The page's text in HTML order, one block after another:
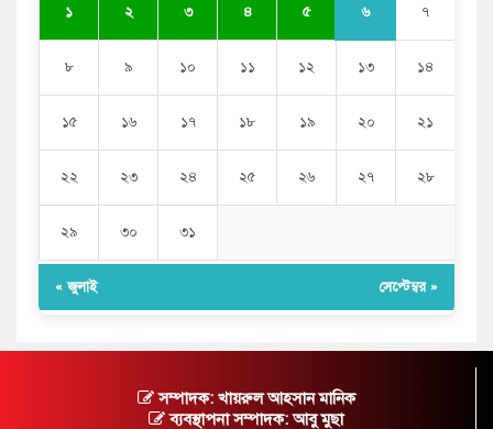
১ ২ ৩ ৪ ৫ ৬ ৭
৮ ৯ ১০ ১১ ১২ ১৩ ১৪
১৫ ১৬ ১৭ ১৮ ১৯ ২০ ২১
২২ ২৩ ২৪ ২৫ ২৬ ২৭ ২৮
২৯ ৩০ ৩১
« জুলাই সেপ্টেম্বর »
সম্পাদক: খায়রুল আহসান মানিক
ব্যবস্থাপনা সম্পাদক: আবু মুছা